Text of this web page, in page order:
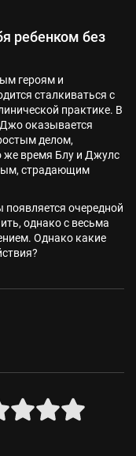
ребенком без
героям и
сталкиваться с
практике. В
оказывается
делом,
же время Блу и Джулс
страдающим
очередной
однако с весьма
Однако какие